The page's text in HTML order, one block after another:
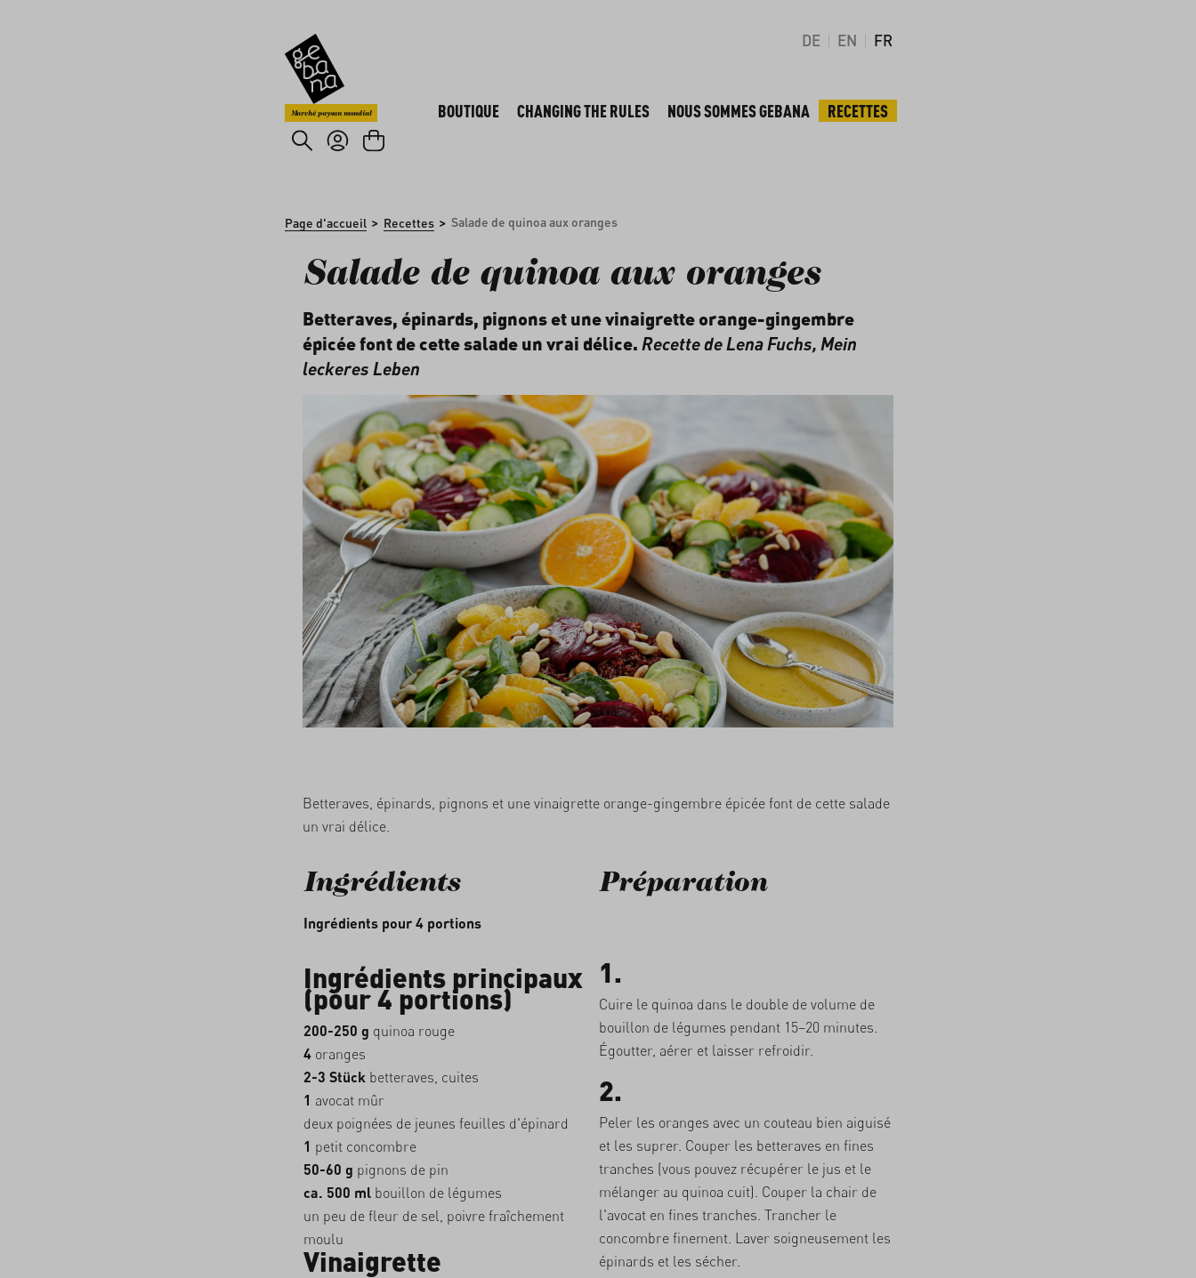
DE EN FR
Marché paysan mondial BOUTIQUE CHANGING THE RULES NOUS SOMMES GEBANA RECETTES
Page d'accueil > Recettes > Salade de quinoa aux oranges
Salade de quinoa aux oranges
Betteraves, épinards, pignons et une vinaigrette orange-gingembre
épicée font de cette salade un vrai délice. Recette de Lena Fuchs, Mein
leckeres Leben
Betteraves, épinards, pignons et une vinaigrette orange-gingembre épicée font de cette salade
un vrai délice.
Ingrédients
Ingrédients pour 4 portions
Ingrédients principaux
(pour 4 portions)
200-250 g quinoa rouge
4 oranges
2-3 Stück betteraves, cuites
1 avocat mûr
deux poignées de jeunes feuilles d'épinard
1 petit concombre
50-60 g pignons de pin
ca. 500 ml bouillon de légumes
un peu de fleur de sel, poivre fraîchement
moulu
Vinaigrette
Préparation
1.
Cuire le quinoa dans le double de volume de
bouillon de légumes pendant 15–20 minutes.
Égoutter, aérer et laisser refroidir.
2.
Peler les oranges avec un couteau bien aiguisé
et les suprer. Couper les betteraves en fines
tranches (vous pouvez récupérer le jus et le
mélanger au quinoa cuit). Couper la chair de
l'avocat en fines tranches. Trancher le
concombre finement. Laver soigneusement les
épinards et les sécher.